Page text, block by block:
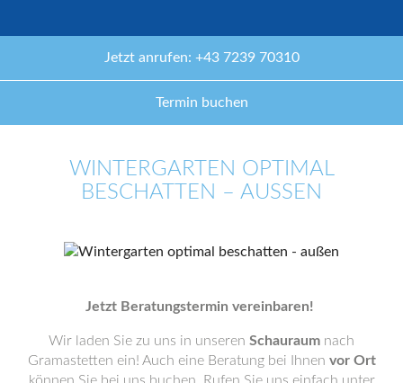
Jetzt anrufen: +43 7239 70310
Termin buchen
WINTERGARTEN OPTIMAL
BESCHATTEN – AUSSEN
Jetzt Beratungstermin vereinbaren!
Wir laden Sie zu uns in unseren Schauraum nach
Gramastetten ein! Auch eine Beratung bei Ihnen vor Ort